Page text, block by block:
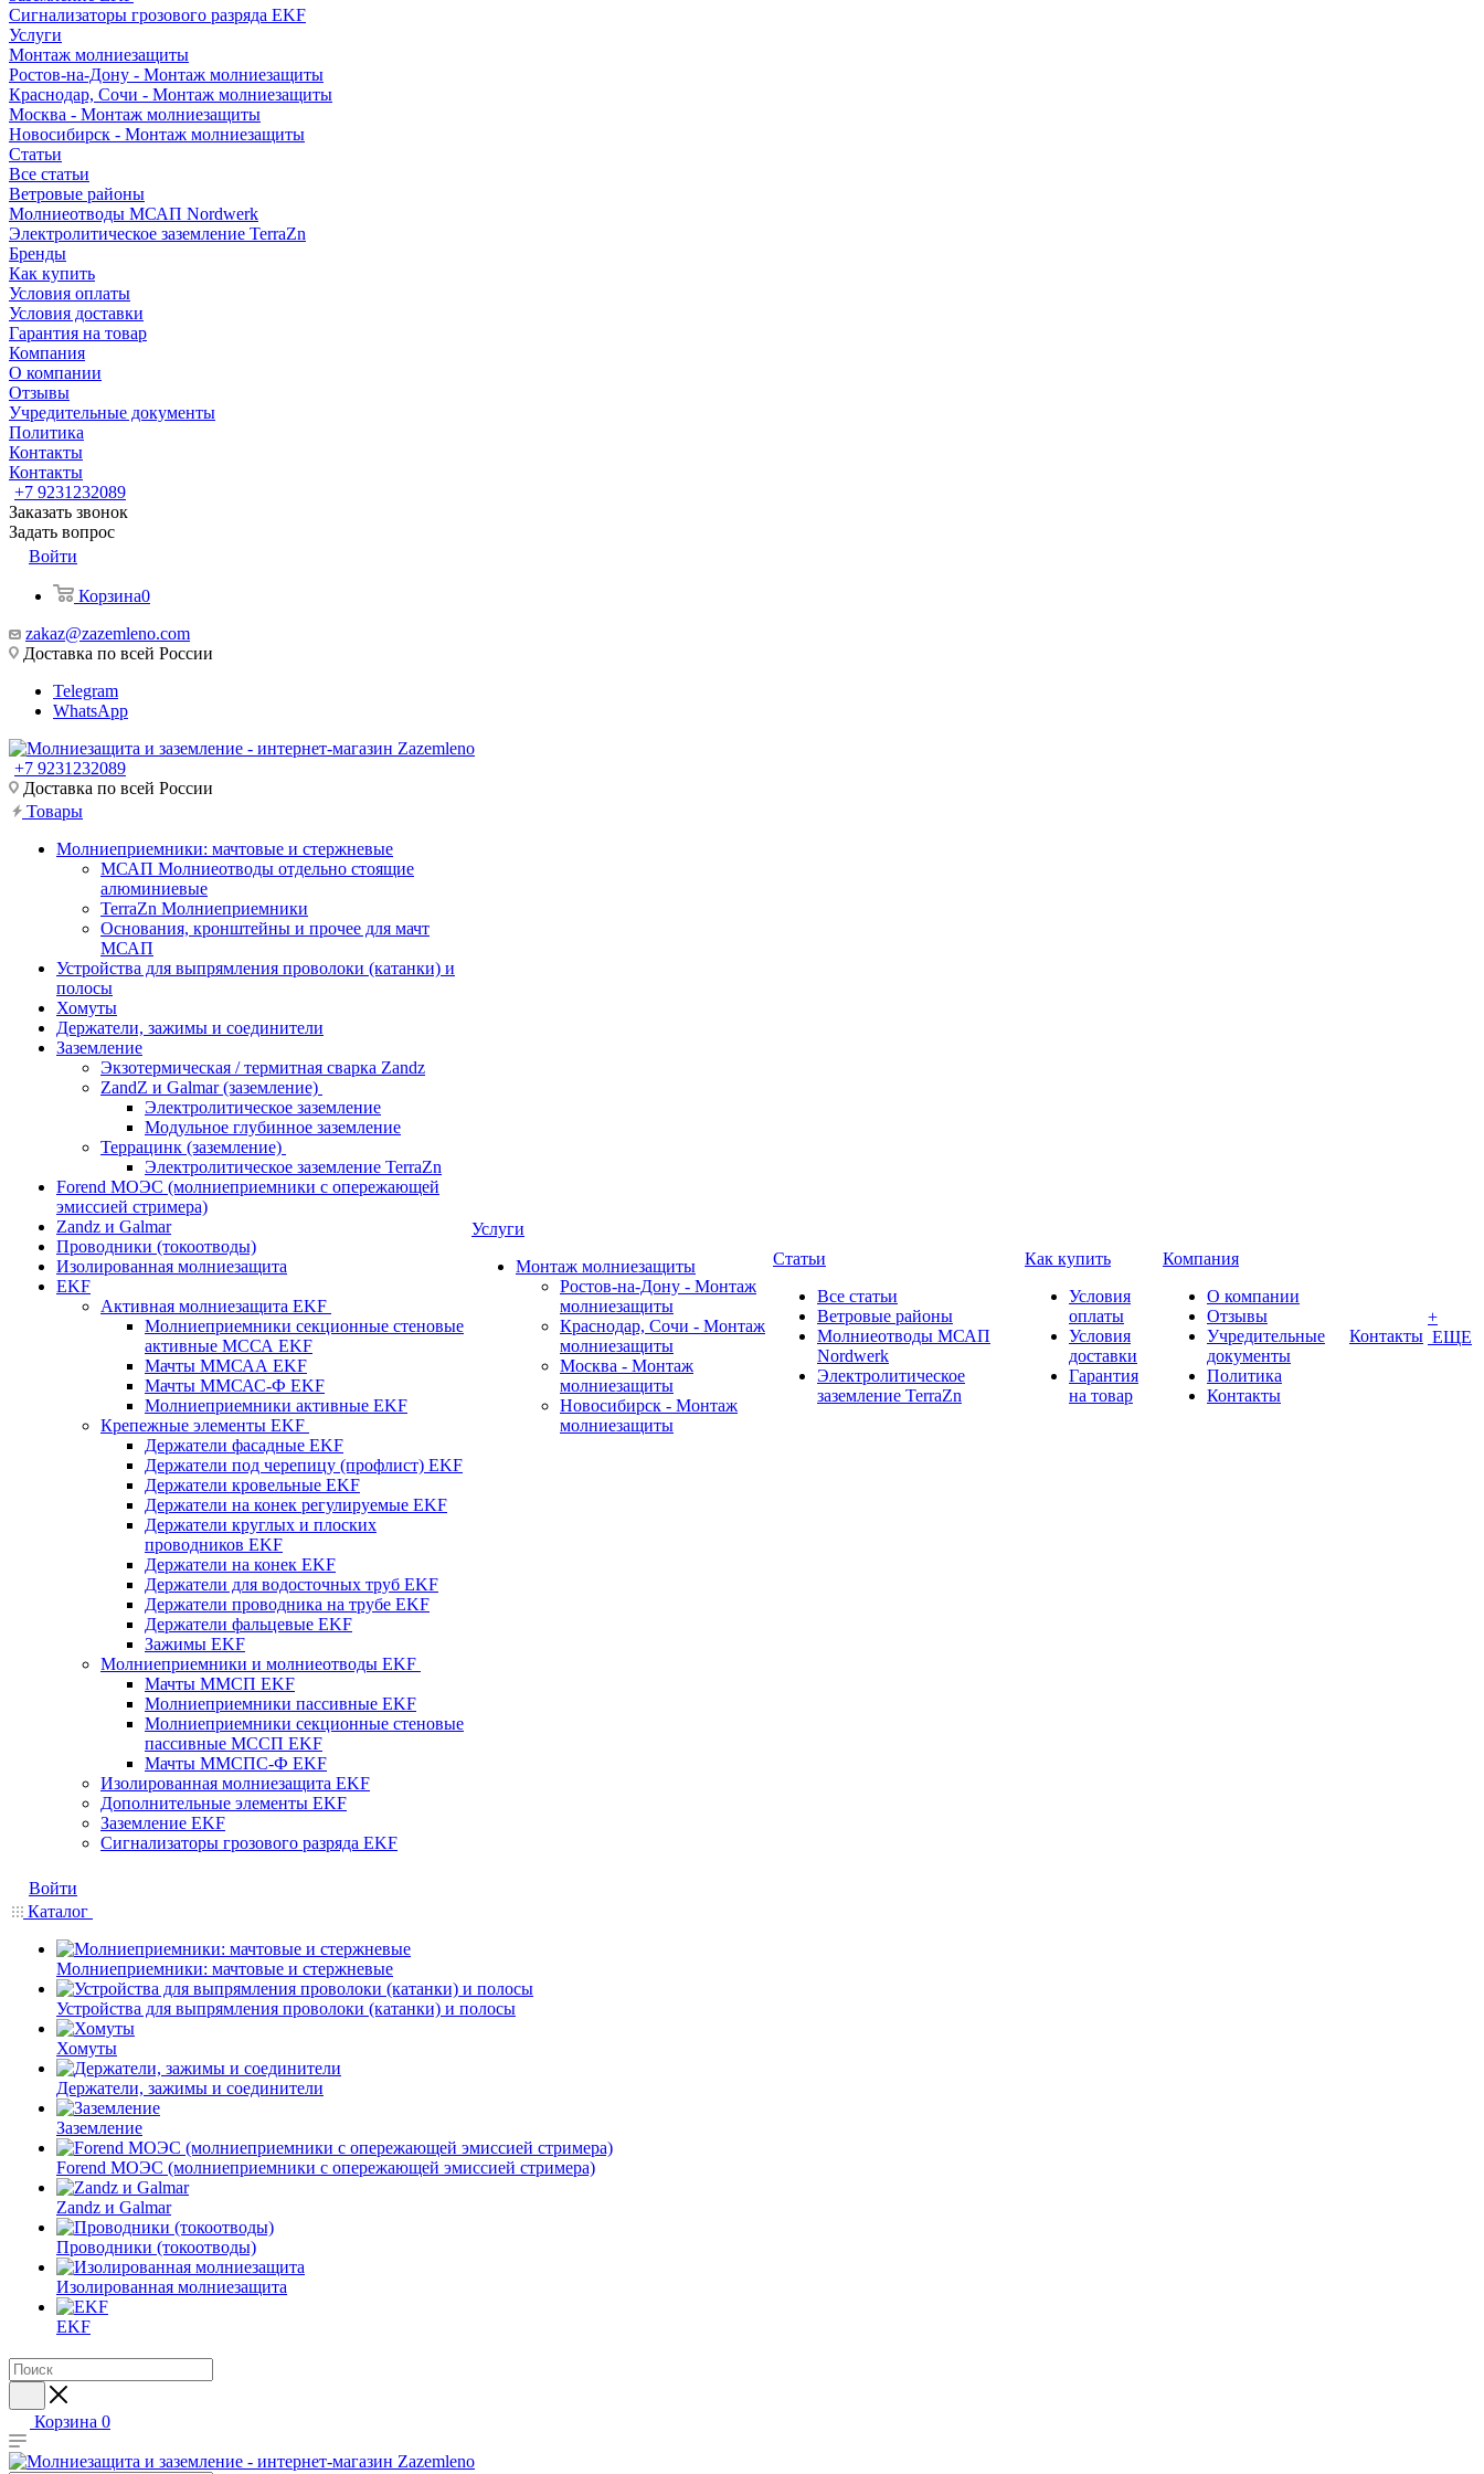
Сигнализаторы грозового разряда EKF
Услуги
Монтаж молниезащиты
Ростов-на-Дону - Монтаж молниезащиты
Краснодар, Сочи - Монтаж молниезащиты
Москва - Монтаж молниезащиты
Новосибирск - Монтаж молниезащиты
Статьи
Все статьи
Ветровые районы
Молниеотводы МСАП Nordwerk
Электролитическое заземление TerraZn
Бренды
Как купить
Условия оплаты
Условия доставки
Гарантия на товар
Компания
О компании
Отзывы
Учредительные документы
Политика
Контакты
Контакты
+7 9231232089
Заказать звонок
Задать вопрос
Войти
Корзина0
zakaz@zazemleno.com
Доставка по всей России
Telegram
WhatsApp
+7 9231232089
Доставка по всей России
Товары
Молниеприемники: мачтовые и стержневые
МСАП Молниеотводы отдельно стоящие
алюминиевые
TerraZn Молниеприемники
Основания, кронштейны и прочее для мачт
МСАП
Устройства для выпрямления проволоки (катанки) и
полосы
Хомуты
Держатели, зажимы и соединители
Заземление
Экзотермическая / термитная сварка Zandz
ZandZ и Galmar (заземление)
Электролитическое заземление
Модульное глубинное заземление
Террацинк (заземление)
Электролитическое заземление TerraZn
Forend МОЭС (молниеприемники с опережающей
эмиссией стримера)
Zandz и Galmar
Проводники (токоотводы)
Изолированная молниезащита
EKF
Активная молниезащита EKF
Молниеприемники секционные стеновые
активные МССА EKF
Мачты ММСАА EKF
Мачты ММСАС-Ф EKF
Молниеприемники активные EKF
Крепежные элементы EKF
Держатели фасадные EKF
Держатели под черепицу (профлист) EKF
Держатели кровельные EKF
Держатели на конек регулируемые EKF
Держатели круглых и плоских
проводников EKF
Держатели на конек EKF
Держатели для водосточных труб EKF
Держатели проводника на трубе EKF
Держатели фальцевые EKF
Зажимы EKF
Молниеприемники и молниеотводы EKF
Мачты ММСП EKF
Молниеприемники пассивные EKF
Молниеприемники секционные стеновые
пассивные МССП EKF
Мачты ММСПС-Ф EKF
Изолированная молниезащита EKF
Дополнительные элементы EKF
Заземление EKF
Сигнализаторы грозового разряда EKF
Услуги
Монтаж молниезащиты
Ростов-на-Дону - Монтаж
молниезащиты
Краснодар, Сочи - Монтаж
молниезащиты
Москва - Монтаж
молниезащиты
Новосибирск - Монтаж
молниезащиты
Статьи
Все статьи
Ветровые районы
Молниеотводы МСАП
Nordwerk
Электролитическое
заземление TerraZn
Как купить
Условия
оплаты
Условия
доставки
Гарантия
на товар
Компания
О компании
Отзывы
Учредительные
документы
Политика
Контакты
Контакты
+
ЕЩЕ
Войти
Каталог
Молниеприемники: мачтовые и стержневые
Устройства для выпрямления проволоки (катанки) и полосы
Хомуты
Держатели, зажимы и соединители
Заземление
Forend МОЭС (молниеприемники с опережающей эмиссией стримера)
Zandz и Galmar
Проводники (токоотводы)
Изолированная молниезащита
EKF
Корзина 0